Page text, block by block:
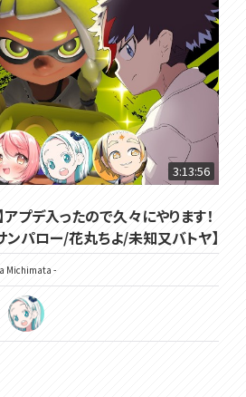
3:13:56
アプデ入ったので久々にやります！
ンパロー/花丸ちよ/未知又バトヤ】
Michimata -